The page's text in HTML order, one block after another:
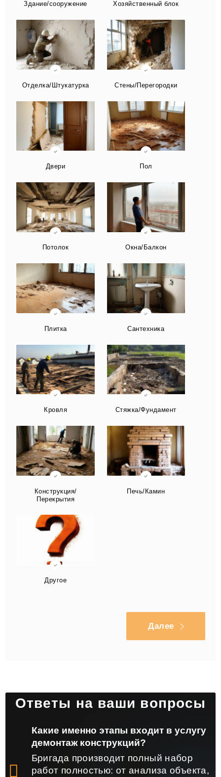
Здание/сооружение Хозяйственный блок
Отделка/Штукатурка Стены/Перегородки
Двери Пол
Потолок Окна/Балкон
Плитка Сантехника
Кровля Стяжка/Фундамент
Конструкция/
Перекрытия
Печь/Камин
Другое
Далее
Ответы на ваши вопросы
Какие именно этапы входит в услугу
демонтаж конструкций?
Бригада производит полный набор
работ полностью: от анализа объекта,